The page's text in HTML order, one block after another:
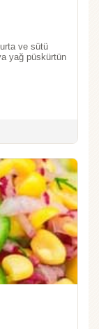
ve sütü
yağ püskürtün